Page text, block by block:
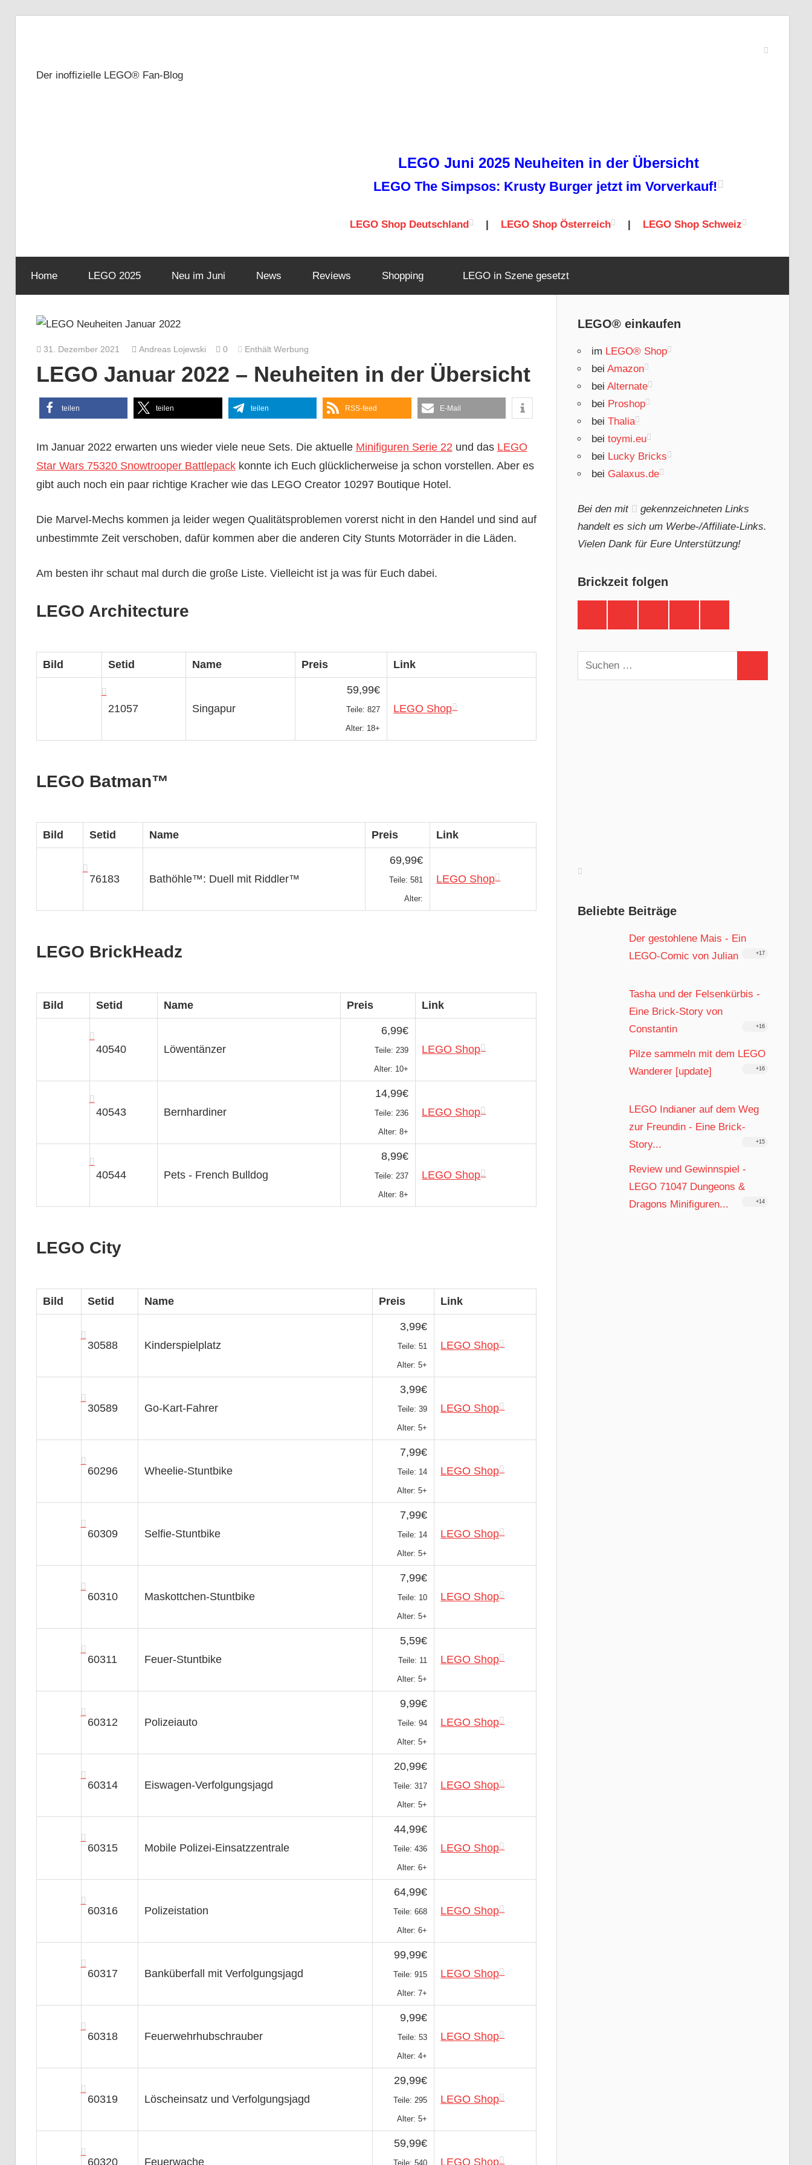
Der inoffizielle LEGO® Fan-Blog
LEGO Juni 2025 Neuheiten in der Übersicht
LEGO The Simpsos: Krusty Burger jetzt im Vorverkauf!
LEGO Shop Deutschland LEGO Shop Österreich LEGO Shop Schweiz
Home LEGO 2025 Neu im Juni News Reviews Shopping LEGO in Szene gesetzt
31. Dezember 2021 Andreas Lojewski 0 Enthält Werbung
LEGO Januar 2022 – Neuheiten in der Übersicht
teilen teilen teilen RSS-feed E-Mail
Im Januar 2022 erwarten uns wieder viele neue Sets. Die aktuelle Minifiguren Serie 22 und das LEGO
Star Wars 75320 Snowtrooper Battlepackkonnte ich Euch glücklicherweise ja schon vorstellen. Aber es
gibt auch noch ein paar richtige Kracher wie das LEGO Creator 10297 Boutique Hotel.
Die Marvel-Mechs kommen ja leider wegen Qualitätsproblemen vorerst nicht in den Handel und sind auf
unbestimmte Zeit verschoben, dafür kommen aber die anderen City Stunts Motorräder in die Läden.
Am besten ihr schaut mal durch die große Liste. Vielleicht ist ja was für Euch dabei.
LEGO Architecture
Bild Setid Name Preis Link
21057 Singapur
59,99€
Teile: 827
Alter: 18+
LEGO Shop
LEGO Batman™
Bild Setid Name Preis Link
76183 Bathöhle™: Duell mit Riddler™
69,99€
Teile: 581
Alter:
LEGO Shop
LEGO BrickHeadz
Bild Setid Name Preis Link
40540 Löwentänzer
6,99€
Teile: 239
Alter: 10+
LEGO Shop
40543 Bernhardiner
14,99€
Teile: 236
Alter: 8+
LEGO Shop
40544 Pets - French Bulldog
8,99€
Teile: 237
Alter: 8+
LEGO Shop
LEGO City
Bild Setid Name Preis Link
30588 Kinderspielplatz
3,99€
Teile: 51
Alter: 5+
LEGO Shop
30589 Go-Kart-Fahrer
3,99€
Teile: 39
Alter: 5+
LEGO Shop
60296 Wheelie-Stuntbike
7,99€
Teile: 14
Alter: 5+
LEGO Shop
60309 Selfie-Stuntbike
7,99€
Teile: 14
Alter: 5+
LEGO Shop
60310 Maskottchen-Stuntbike
7,99€
Teile: 10
Alter: 5+
LEGO Shop
60311 Feuer-Stuntbike
5,59€
Teile: 11
Alter: 5+
LEGO Shop
60312 Polizeiauto
9,99€
Teile: 94
Alter: 5+
LEGO Shop
60314 Eiswagen-Verfolgungsjagd
20,99€
Teile: 317
Alter: 5+
LEGO Shop
60315 Mobile Polizei-Einsatzzentrale
44,99€
Teile: 436
Alter: 6+
LEGO Shop
60316 Polizeistation
64,99€
Teile: 668
Alter: 6+
LEGO Shop
60317 Banküberfall mit Verfolgungsjagd
99,99€
Teile: 915
Alter: 7+
LEGO Shop
60318 Feuerwehrhubschrauber
9,99€
Teile: 53
Alter: 4+
LEGO Shop
60319 Löscheinsatz und Verfolgungsjagd
29,99€
Teile: 295
Alter: 5+
LEGO Shop
60320 Feuerwache
59,99€
Teile: 540 LEGO Shop
LEGO® einkaufen
im LEGO® Shop
bei Amazon
bei Alternate
bei Proshop
bei Thalia
bei toymi.eu
bei Lucky Bricks
bei Galaxus.de
Bei den mit
gekennzeichneten Links
handelt es sich um Werbe-/Affiliate-Links.
Vielen Dank für Eure Unterstützung!
Brickzeit folgen
Suchen
nach:
Beliebte Beiträge
Der gestohlene Mais - Ein
LEGO-Comic von Julian
+17
Tasha und der Felsenkürbis -
Eine Brick-Story von
Constantin
+16
Pilze sammeln mit dem LEGO
Wanderer [update]
+16
LEGO Indianer auf dem Weg
zur Freundin - Eine Brick-
Story...
+15
Review und Gewinnspiel -
LEGO 71047 Dungeons &
Dragons Minifiguren...
+14